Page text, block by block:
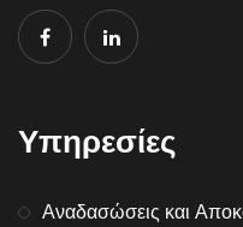
Υπηρεσίες
Αναδασώσεις και